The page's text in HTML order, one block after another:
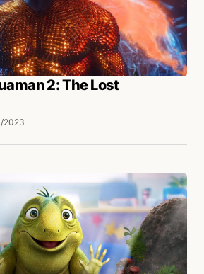
2: The Lost
2023